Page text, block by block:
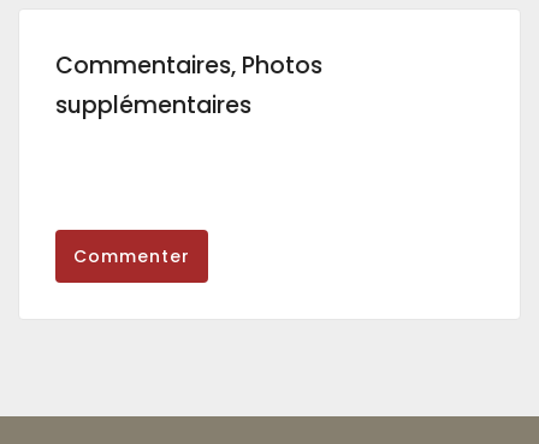
Commentaires, Photos
supplémentaires
Commenter